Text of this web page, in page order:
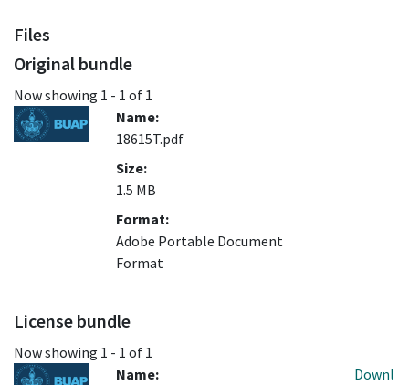
Files
Original bundle
Now showing 1 - 1 of 1
Name:
18615T.pdf
Size:
1.5 MB
Format:
Adobe Portable Document
Format
License bundle
Now showing 1 - 1 of 1
Name:
Downl